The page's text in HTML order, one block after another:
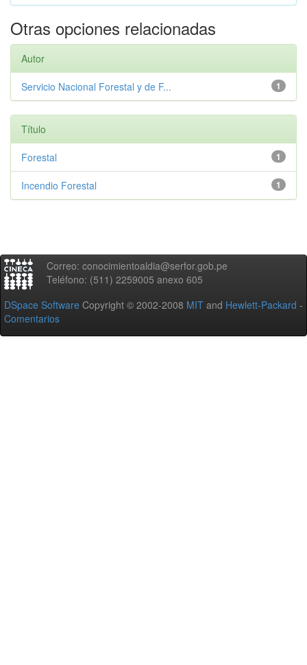
Otras opciones relacionadas
Autor
1
Servicio Nacional Forestal y de F...
Título
1
Forestal
1
Incendio Forestal
Correo: conocimientoaldia@serfor.gob.pe
Teléfono: (511) 2259005 anexo 605
DSpace Software Copyright © 2002-2008 MIT and Hewlett-Packard -
Comentarios